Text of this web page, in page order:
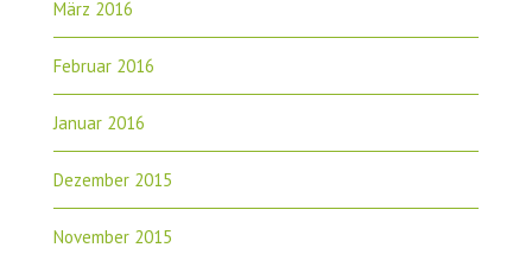
März 2016
Februar 2016
Januar 2016
Dezember 2015
November 2015